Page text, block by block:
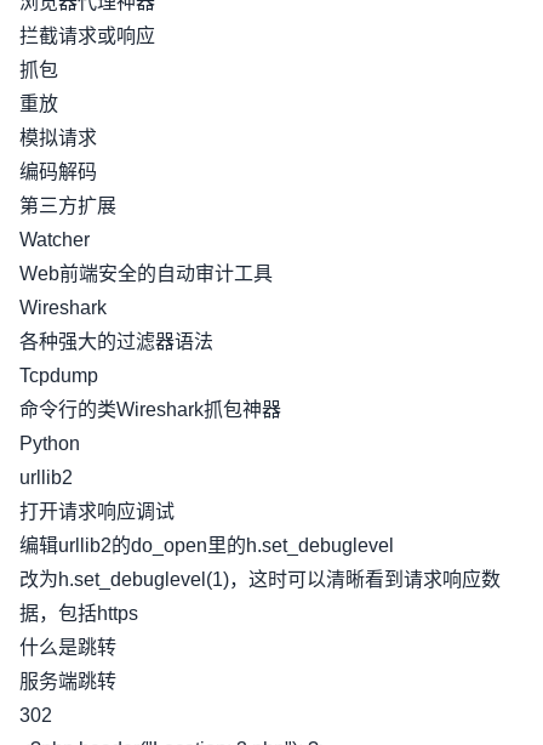
拦截请求或响应
抓包
重放
模拟请求
编码解码
第三方扩展
Watcher
Web前端安全的自动审计工具
Wireshark
各种强大的过滤器语法
Tcpdump
命令行的类Wireshark抓包神器
Python
urllib2
打开请求响应调试
编辑urllib2的do_open里的h.set_debuglevel
改为h.set_debuglevel(1)，这时可以清晰看到请求响应数
据，包括https
什么是跳转
服务端跳转
302